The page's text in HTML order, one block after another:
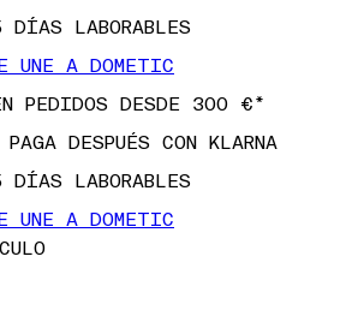
UNE A DOMETIC
PEDIDOS DESDE 300 €*
PAGA DESPUÉS CON KLARNA
DÍAS LABORABLES
UNE A DOMETIC